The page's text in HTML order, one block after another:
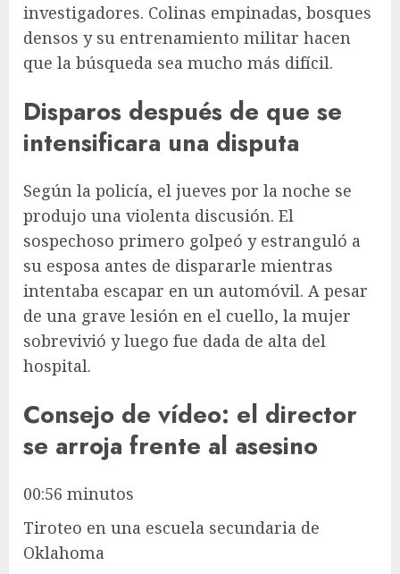
investigadores. Colinas empinadas, bosques
densos y su entrenamiento militar hacen
que la búsqueda sea mucho más difícil.
Disparos después de que se
intensificara una disputa
Según la policía, el jueves por la noche se
produjo una violenta discusión. El
sospechoso primero golpeó y estranguló a
su esposa antes de dispararle mientras
intentaba escapar en un automóvil. A pesar
de una grave lesión en el cuello, la mujer
sobrevivió y luego fue dada de alta del
hospital.
Consejo de vídeo: el director
se arroja frente al asesino
00:56 minutos
Tiroteo en una escuela secundaria de
Oklahoma